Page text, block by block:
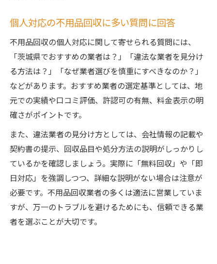
個人対応の不用品回収に多い質問に回答
不用品回収の個人対応に関して寄せられる質問には、
「茨城県でおすすめの業者は？」「違法な業者を見分け
る方法は？」「なぜ業者選びを慎重にすべきなのか？」
などがあります。おすすめ業者の選定基準としては、地
元での実績や口コミ評価、許認可の有無、料金表示の明
確さがポイントです。
また、違法業者の見分け方としては、会社情報の記載や
契約書の提示、回収品目や処分方法の説明がしっかりし
ているかを確認しましょう。実際に「無料回収」や「即
日対応」を強調しつつ、詳細な説明がない場合は注意が
必要です。不用品回収業者の多くは適法に営業していま
すが、万一のトラブルを避けるためにも、信頼できる業
者を選ぶことが大切です。